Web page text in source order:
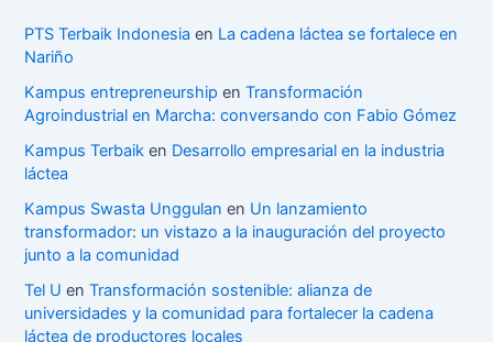
PTS Terbaik Indonesia en La cadena láctea se fortalece en
Nariño
Kampus entrepreneurship enTransformación
Agroindustrial en Marcha: conversando con Fabio Gómez
Kampus Terbaik en Desarrollo empresarial en la industria
láctea
Kampus Swasta Unggulan en Un lanzamiento
transformador: un vistazo a la inauguración del proyecto
junto a la comunidad
Tel U enTransformación sostenible: alianza de
universidades y la comunidad para fortalecer la cadena
láctea de productores locales